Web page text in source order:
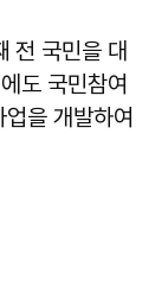
전 국민을 대
도 국민참여
을 개발하여